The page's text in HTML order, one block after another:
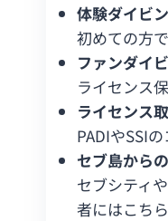
体験ダイビ
初めての方
ファンダイ
ライセンス
ライセンス
PADIやSSI
セブ島から
セブシティ
者にはこち